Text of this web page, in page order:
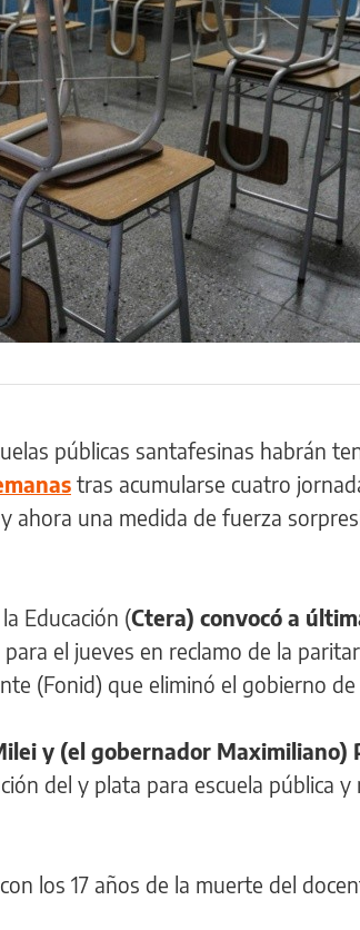
públicas santafesinas habrán
tras acumularse cuatro
ahora una medida de fuerza
Educación (Ctera) convocó a
para el jueves en reclamo de la
(Fonid) que eliminó el gobierno de
y (el gobernador Maximiliano)
del y plata para escuela pública y
los 17 años de la muerte del